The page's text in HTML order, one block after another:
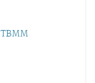
TBMM